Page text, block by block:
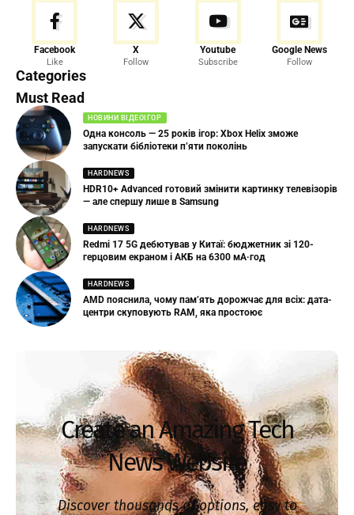
Facebook
Like
X
Follow
Youtube
Subscribe
Google News
Follow
Categories
Must Read
НОВИНИ ВІДЕОІГОР
Одна консоль — 25 років ігор: Xbox Helix зможе
запускати бібліотеки п’яти поколінь
HARDNEWS
HDR10+ Advanced готовий змінити картинку телевізорів
— але спершу лише в Samsung
HARDNEWS
Redmi 17 5G дебютував у Китаї: бюджетник зі 120-
герцовим екраном і АКБ на 6300 мА·год
HARDNEWS
AMD пояснила, чому пам’ять дорожчає для всіх: дата-
центри скуповують RAM, яка простоює
Create an Amazing Tech
News Website
Discover thousands of options, easy to